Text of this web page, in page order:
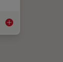
使用Mica的人工智能